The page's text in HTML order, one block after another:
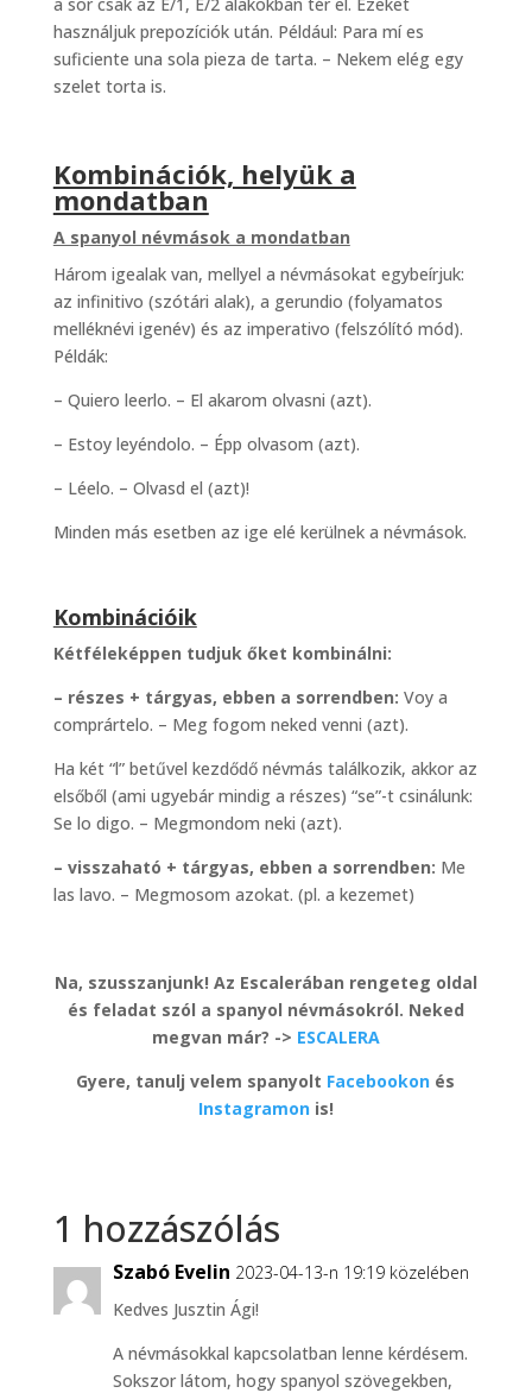
használjuk prepozíciók után. Például: Para mí es
suficiente una sola pieza de tarta. – Nekem elég egy
szelet torta is.
Kombinációk, helyük a
mondatban
A spanyol névmások a mondatban
Három igealak van, mellyel a névmásokat egybeírjuk:
az infinitivo (szótári alak), a gerundio (folyamatos
melléknévi igenév) és az imperativo (felszólító mód).
Példák:
– Quiero leerlo. – El akarom olvasni (azt).
– Estoy leyéndolo. – Épp olvasom (azt).
– Léelo. – Olvasd el (azt)!
Minden más esetben az ige elé kerülnek a névmások.
Kombinációik
Kétféleképpen tudjuk őket kombinálni:
– részes + tárgyas, ebben a sorrendben: Voy a
comprártelo. – Meg fogom neked venni (azt).
Ha két “l” betűvel kezdődő névmás találkozik, akkor az
elsőből (ami ugyebár mindig a részes) “se”-t csinálunk:
Se lo digo. – Megmondom neki (azt).
– visszaható + tárgyas, ebben a sorrendben: Me
las lavo. – Megmosom azokat. (pl. a kezemet)
Na, szusszanjunk! Az Escalerában rengeteg oldal
és feladat szól a spanyol névmásokról. Neked
megvan már? -> ESCALERA
Gyere, tanulj velem spanyolt Facebookon és
Instagramonis!
1 hozzászólás
Szabó Evelin 2023-04-13-n 19:19 közelében
Kedves Jusztin Ági!
A névmásokkal kapcsolatban lenne kérdésem.
Sokszor látom, hogy spanyol szövegekben,